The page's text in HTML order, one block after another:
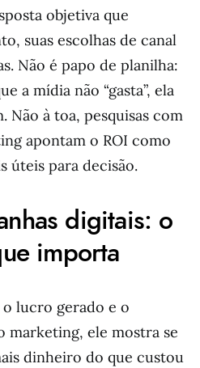
objetiva que
suas escolhas de canal
Não é papo de planilha:
a mídia não “gasta”, ela
Não à toa, pesquisas com
apontam o ROI como
úteis para decisão.
digitais: o
importa
lucro gerado e o
marketing, ele mostra se
dinheiro do que custou